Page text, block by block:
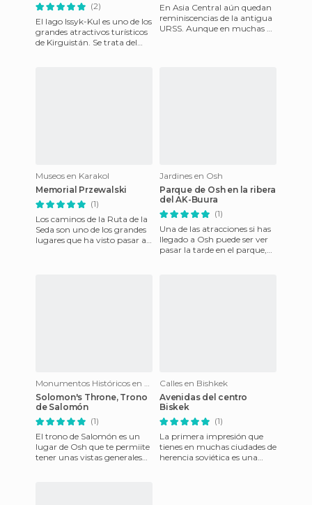
(2)
El lago Issyk-Kul es uno de los
grandes atractivos turísticos
de Kirguistán. Se trata del
En Asia Central aún quedan
reminiscencias de la antigua
URSS. Aunque en muchas de
Museos en Karakol
Memorial Przewalski
(1)
Los caminos de la Ruta de la
Seda son uno de los grandes
lugares que ha visto pasar a
Jardines en Osh
Parque de Osh en la ribera
del AK-Buura
(1)
Una de las atracciones si has
llegado a Osh puede ser ver
pasar la tarde en el parque,
Monumentos Históricos en Osh
Solomon's Throne, Trono
de Salomón
(1)
El trono de Salomón es un
lugar de Osh que te permiite
tener unas vistas generales
Calles en Bishkek
Avenidas del centro
Biskek
(1)
La primera impresión que
tienes en muchas ciudades de
herencia soviética es una